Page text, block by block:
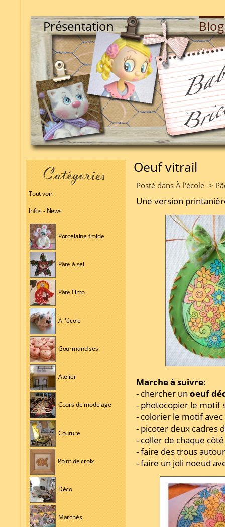
Présentation Blog
Tout voir
Infos - News
Porcelaine froide
Pâte à sel
Pâte Fimo
À l'école
Gourmandises
Atelier
Cours de modelage
Couture
Point de croix
Déco
Marchés
Oeuf vitrail
Posté dans À l'école ->
Une version
Marche à suivre:
- chercher un oeuf
- photocopier le motif
- colorier le motif
- picoter deux cadres
- coller de chaque
- faire des trous
- faire un joli noeud